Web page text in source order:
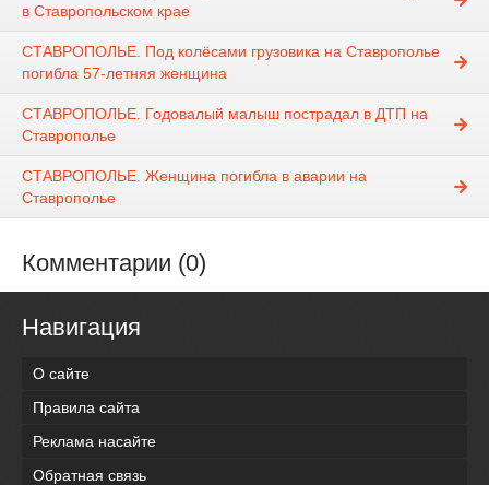
в Ставропольском крае
СТАВРОПОЛЬЕ. Под колёсами грузовика на Ставрополье
погибла 57-летняя женщина
СТАВРОПОЛЬЕ. Годовалый малыш пострадал в ДТП на
Ставрополье
СТАВРОПОЛЬЕ. Женщина погибла в аварии на
Ставрополье
Комментарии (0)
Навигация
О сайте
Правила сайта
Реклама насайте
Обратная связь